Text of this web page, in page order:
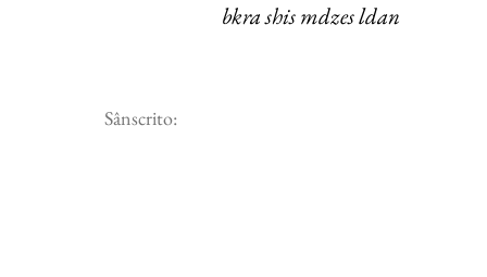
bkra shis mdzes ldan
Sânscrito: